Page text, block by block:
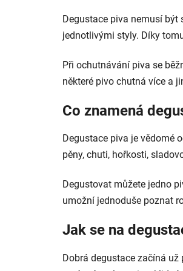
Degustace piva nemusí
jednotlivými styly. Díky
Při ochutnávání piva se
některé pivo chutná více a
Co znamená
Degustace piva je vědomé
pěny, chuti, hořkosti,
Degustovat můžete jedno
umožní jednoduše poznat
Jak se na
Dobrá degustace začíná